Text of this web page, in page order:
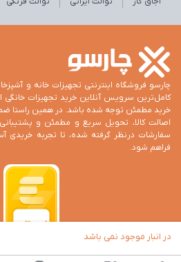
در انبار موجود نمی باشد
چارسو فروشگاه اینترنتی تجهیزات خانه و
کامل‌ترین سرویس آنلاین خرید تجهیزات
اصالت کالا، تحویل سریع و مطمئن و
سفارشات درنظر گرفته شده، تا تجربه خریدی
فراهم شود.